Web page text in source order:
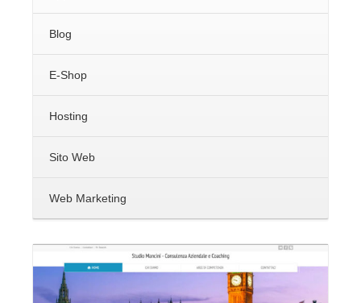
Blog
E-Shop
Hosting
Sito Web
Web Marketing
Vai